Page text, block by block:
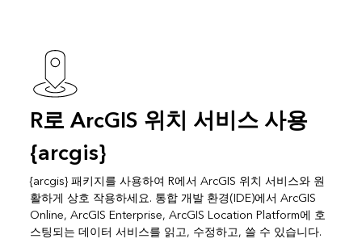
R로 ArcGIS 위치 서비스 사용
{arcgis}
{arcgis} 패키지를 사용하여 R에서 ArcGIS 위치 서비스와 원
활하게 상호 작용하세요. 통합 개발 환경(IDE)에서 ArcGIS
Online, ArcGIS Enterprise, ArcGIS Location Platform에 호
스팅되는 데이터 서비스를 읽고, 수정하고, 쓸 수 있습니다.